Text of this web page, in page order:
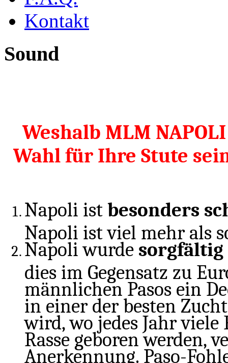
Kontakt
Sound
Weshalb MLM
Wahl für Ihre Stute
Napoli ist besonders
Napoli ist viel mehr als
Napoli wurde sorgfältig
dies im Gegensatz zu
männlichen Pasos ein
in einer der besten
wird, wo jedes Jahr
Rasse geboren werden,
Anerkennung. Paso-